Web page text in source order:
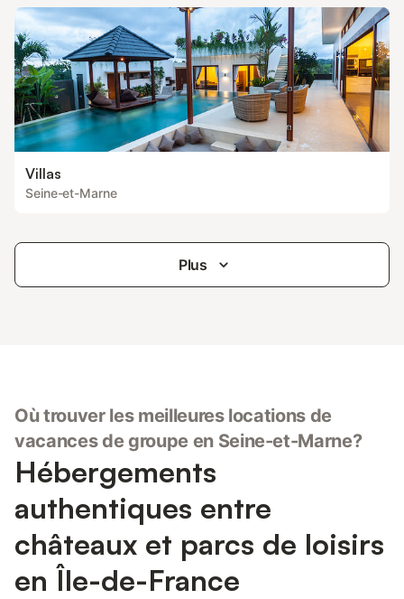
Villas
Seine-et-Marne
Plus
Où trouver les meilleures locations de
vacances de groupe en Seine-et-Marne?
Hébergements
authentiques entre
châteaux et parcs de loisirs
en Île-de-France